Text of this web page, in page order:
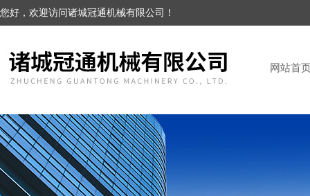
您好，欢迎访问诸城冠通机械有限公司！
网站首